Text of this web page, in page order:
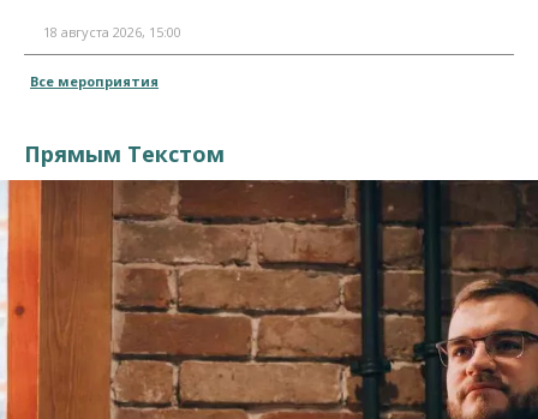
18 августа 2026, 15:00
Все мероприятия
Прямым Текстом